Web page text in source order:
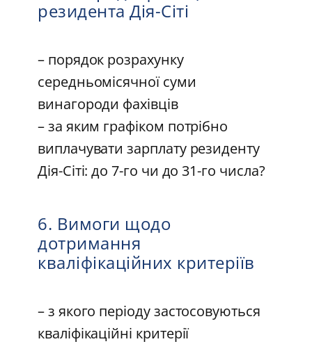
резидента Дія-Сіті
– порядок розрахунку
середньомісячної суми
винагороди фахівців
– за яким графіком потрібно
виплачувати зарплату резиденту
Дія-Сіті: до 7-го чи до 31-го числа?
6. Вимоги щодо
дотримання
кваліфікаційних критеріїв
– з якого періоду застосовуються
кваліфікаційні критерії